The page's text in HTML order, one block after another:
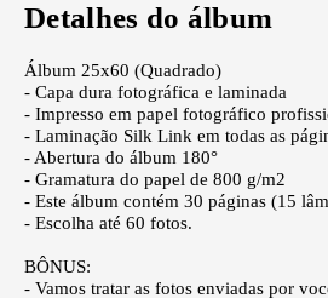
Detalhes do álbum
Álbum 25x60 (Quadrado)
- Capa dura fotográfica e laminada
- Impresso em papel fotográfico
- Laminação Silk Link em todas as
- Abertura do álbum 180°
- Gramatura do papel de 800 g/m2
- Este álbum contém 30 páginas (15
- Escolha até 60 fotos.
BÔNUS:
- Vamos tratar as fotos enviadas por